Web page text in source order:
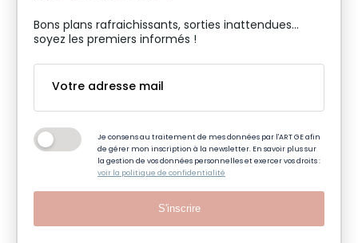
Bons plans rafraichissants, sorties inattendues…
soyez les premiers informés !
Je consens au traitement de mes données par l'ART GE afin
de gérer mon inscription à la newsletter. En savoir plus sur
la gestion de vos données personnelles et exercer vos droits :
voir la politique de confidentialité
S'inscrire